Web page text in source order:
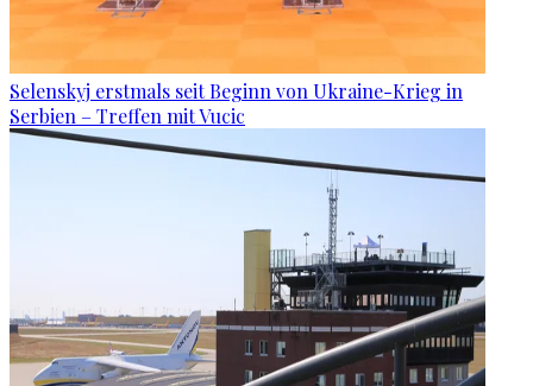
Selenskyj erstmals seit Beginn von Ukraine-Krieg in
Serbien – Treffen mit Vucic